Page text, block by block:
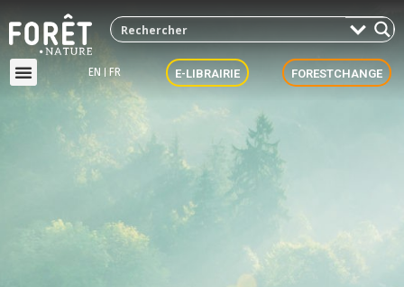
EN FR E-LIBRAIRIE FORESTCHANGE